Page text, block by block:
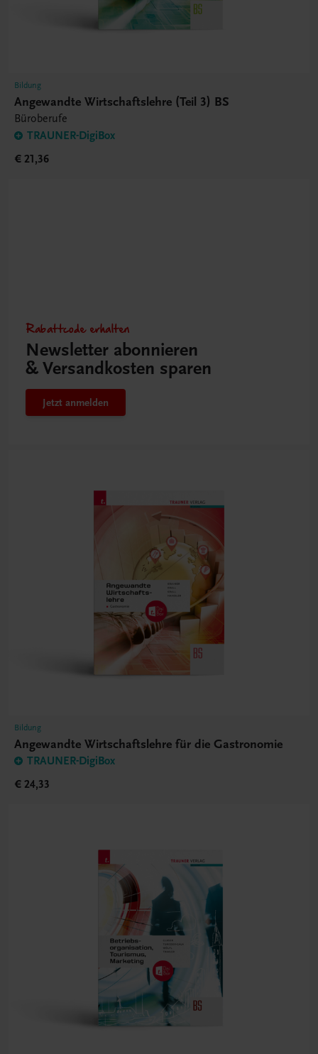
Bildung
Angewandte Wirtschaftslehre (Teil 3) BS
Büroberufe
TRAUNER-DigiBox
€ 21,36
Rabattcode erhalten
Newsletter abonnieren
& Versandkosten sparen
Jetzt anmelden
Bildung
Angewandte Wirtschaftslehre für die Gastronomie
TRAUNER-DigiBox
€ 24,33